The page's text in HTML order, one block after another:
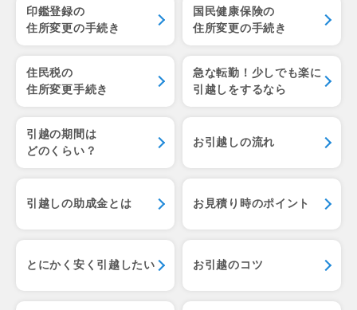
印鑑登録の
住所変更の手続き
国民健康保険の
住所変更の手続き
住民税の
住所変更手続き
急な転勤！少しでも楽に
引越しをするなら
引越の期間は
どのくらい？
お引越しの流れ
引越しの助成金とは お見積り時のポイント
とにかく安く引越したい お引越のコツ